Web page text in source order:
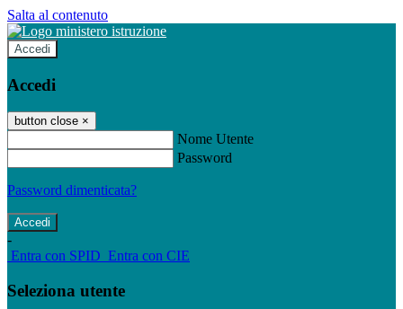
Salta al contenuto
Accedi
Accedi
button close ×
Nome Utente
Password
Password dimenticata?
-
Entra con SPID Entra con CIE
Seleziona utente